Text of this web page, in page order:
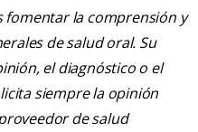
fomentar la comprensión y
de salud oral. Su
el diagnóstico o el
siempre la opinión
de salud